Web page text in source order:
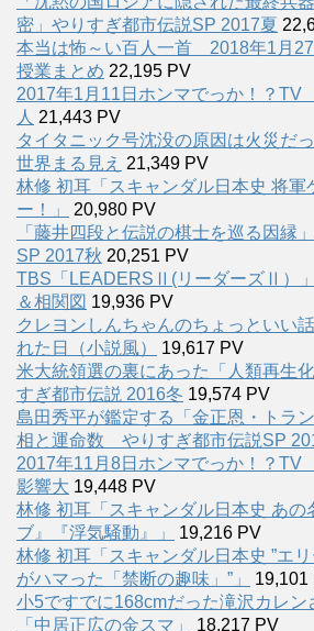
密」やりすぎ都市伝説SP 2017夏
本当は怖～い百人一首 2018年1月
授業まとめ 22,195 PV
2017年1月11日ホンマでっか！？
人 21,443 PV
タイタニック号沈没の原因は火災だ
世界まる見え 21,349 PV
林修 初耳「スキャンダル日本史 将軍
ー！」
20,980 PV
「藤井四段と伝説の棋士を巡る因縁
SP 2017秋 20,251 PV
TBS「LEADERSⅡ(リーダーズⅡ）
＆相関図 19,936 PV
クレヨンしんちゃんのちょっといい
れた日（小説風）
19,617 PV
米大統領選の裏にあった「人類再生
すぎ都市伝説 2016冬 19,574 PV
島田秀平が鑑定する「金正恩・トラ
相と運命数 やりすぎ都市伝説SP
2017年11月8日ホンマでっか！？
影響大 19,448 PV
林修 初耳「スキャンダル日本史 あの
ブ』『浮気騒動』」
19,216 PV
林修 初耳「スキャンダル日本史 ”エ
がハマった「禁断の趣味」”」
19,101
小5ですでに168cmだった滝沢カレ
「中居正広の金スマ」
18,217 PV